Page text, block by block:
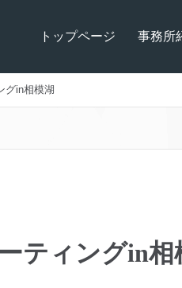
トップページ 事務所
グin相模湖
ティングin相